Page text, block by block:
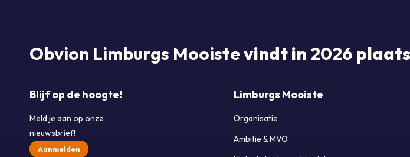
Obvion Limburgs Mooistevindt in 2026
Blijf op de hoogte!
Meld je aan op onze
nieuwsbrief!
Aanmelden
Limburgs Mooiste
Organisatie
Ambitie & MVO